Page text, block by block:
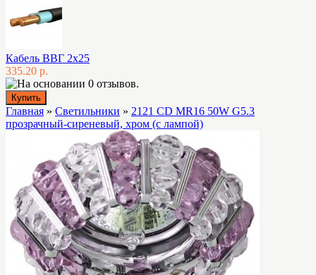
Кабель ВВГ 2х25
335.20 р.
Главная » Светильники » 2121 CD MR16 50W G5.3
прозрачный-сиреневый, хром (с лампой)